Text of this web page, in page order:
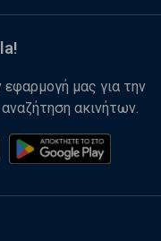
μας για την
αναζήτηση ακινήτων.